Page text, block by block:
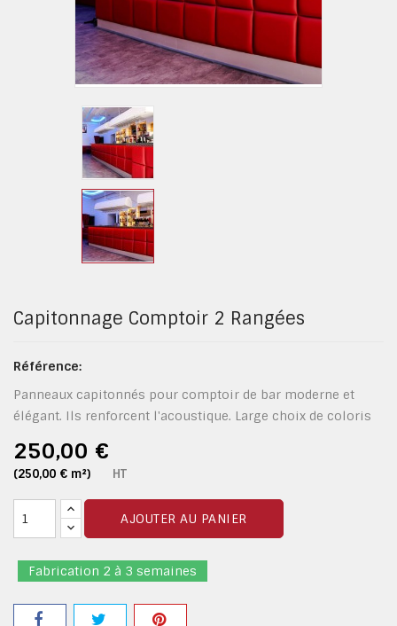
Capitonnage Comptoir 2 Rangées
Référence:
Panneaux capitonnés pour comptoir de bar moderne et
élégant. Ils renforcent l'acoustique. Large choix de coloris
250,00 €
(250,00 € m²) HT
AJOUTER AU PANIER
Fabrication 2 à 3 semaines